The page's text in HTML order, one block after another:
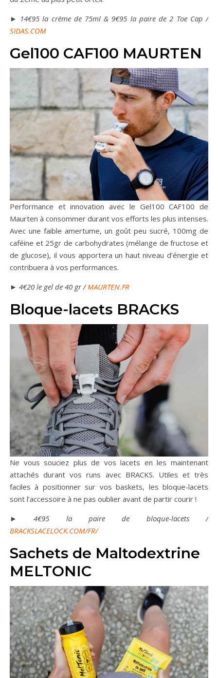
► 14€95 la crème de 75ml & 9€95 la paire de 2 Toe Cap /
SIDAS.COM
Gel100 CAF100 MAURTEN
Performance et innovation avec le Gel100 CAF100 de
Maurten à consommer durant vos efforts les plus intenses.
Avec une faible amertume, un goût peu sucré, 100mg de
caféine et 25gr de carbohydrates (mélange de fructose et
de glucose), il vous apportera un haut niveau d’énergie et
contribuera à vos performances.
► 4€20 le gel de 40 gr /MAURTEN.FR
Bloque-lacets BRACKS
Ne vous souciez plus de vos lacets en les maintenant
attachés durant vos runs avec BRACKS. Utiles et très
faciles à positionner sur vos baskets, les bloque-lacets
sont l’accessoire à ne pas oublier avant de partir courir !
► 4€95 la paire de bloque-lacets /
BRACKSLACELOCK.COM/FR/
Sachets de Maltodextrine
MELTONIC